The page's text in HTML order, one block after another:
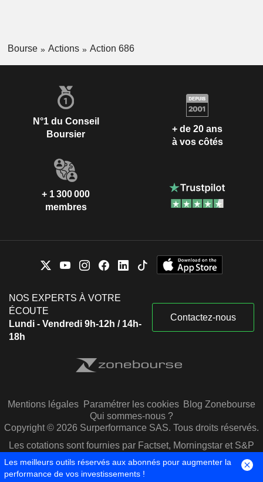
Bourse Actions Action 686
N°1 du Conseil
Boursier
+ de 20 ans
à vos côtés
+ 1 300 000
membres
NOS EXPERTS À VOTRE
ÉCOUTE
Lundi - Vendredi 9h-12h / 14h-
18h
Contactez-nous
Mentions légales Paramétrer les cookies Blog Zonebourse
Qui sommes-nous ?
Copyright © 2026 Surperformance SAS. Tous droits réservés.
Les cotations sont fournies par Factset, Morningstar et S&P
Capital IQ
Les meilleurs outils réservés aux abonnés pour augmenter la
performance de vos investissements !